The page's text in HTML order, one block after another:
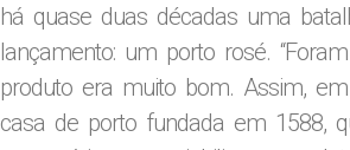
há quase duas décadas uma
lançamento: um porto rosé.
produto era muito bom. Assim,
casa de porto fundada em 1588,